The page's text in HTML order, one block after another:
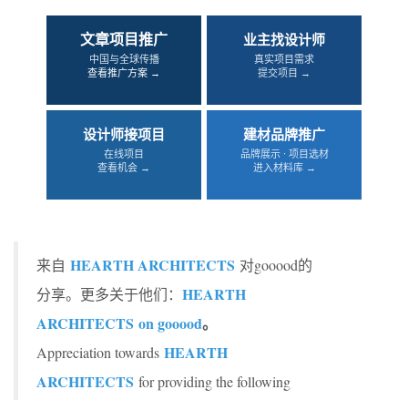
文章项目推广
中国与全球传播
查看推广方案 →
业主找设计师
真实项目需求
提交项目 →
设计师接项目
在线项目
查看机会 →
建材品牌推广
品牌展示 · 项目选材
进入材料库 →
来自 HEARTH ARCHITECTS 对gooood的
分享。更多关于他们： HEARTH
ARCHITECTS on gooood。
Appreciation towards HEARTH
ARCHITECTS for providing the following